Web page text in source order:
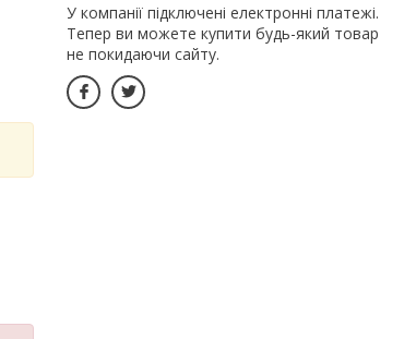
У компанії підключені електронні платежі.
Тепер ви можете купити будь-який товар
не покидаючи сайту.